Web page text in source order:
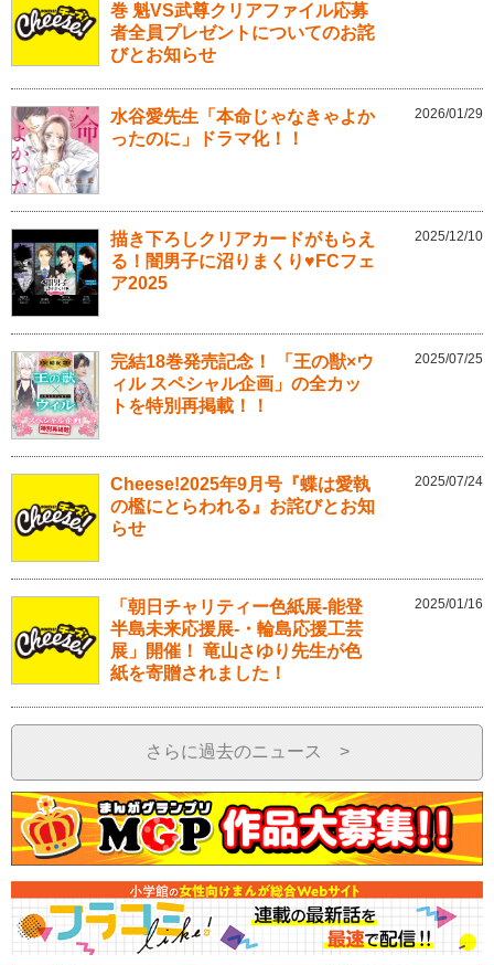
巻 魁VS武尊クリアファイル応募
者全員プレゼントについてのお詫
びとお知らせ
水谷愛先生「本命じゃなきゃよか
ったのに」ドラマ化！！
2026/01/29
描き下ろしクリアカードがもらえ
る！闇男子に沼りまくり♥FCフェ
ア2025
2025/12/10
完結18巻発売記念！ 「王の獣×ウ
ィル スペシャル企画」の全カッ
トを特別再掲載！！
2025/07/25
Cheese!2025年9月号『蝶は愛執
の檻にとらわれる』お詫びとお知
らせ
2025/07/24
「朝日チャリティー色紙展-能登
半島未来応援展-・輪島応援工芸
展」開催！ 竜山さゆり先生が色
紙を寄贈されました！
2025/01/16
さらに過去のニュース >